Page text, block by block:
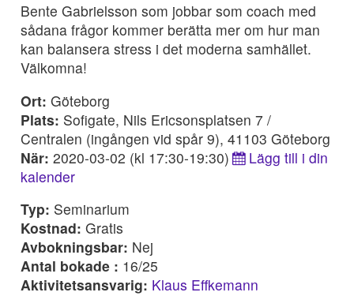
Bente Gabrielsson som jobbar som coach med
sådana frågor kommer berätta mer om hur man
kan balansera stress i det moderna samhället.
Välkomna!
Ort: Göteborg
Plats: Sofigate, Nils Ericsonsplatsen 7 /
Centralen (ingången vid spår 9), 41103 Göteborg
När: 2020-03-02 (kl 17:30-19:30)
Lägg till i din
kalender
Typ: Seminarium
Kostnad: Gratis
Avbokningsbar: Nej
Antal bokade : 16/25
Aktivitetsansvarig: Klaus Effkemann